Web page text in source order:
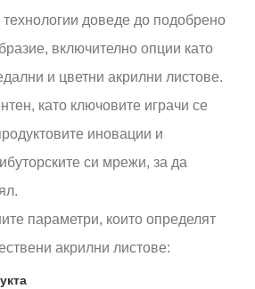
технологии доведе до подобрено
включително опции като
и цветни акрилни листове.
като ключовите играчи се
иновации и
си мрежи, за да
параметри, които определят
акрилни листове: